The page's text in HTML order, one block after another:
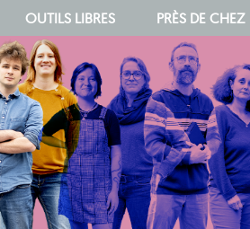
OUTILS LIBRES PRÈS DE